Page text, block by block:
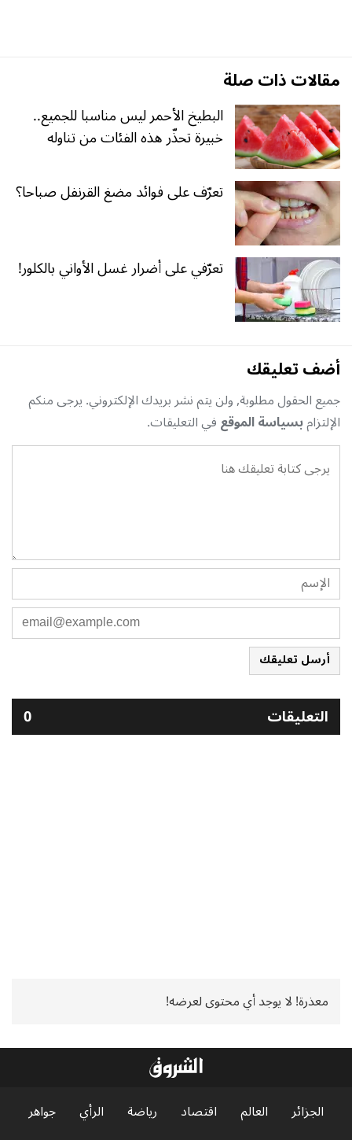
مقالات ذات صلة
البطيخ الأحمر ليس مناسبا للجميع..
خبيرة تحذّر هذه الفئات من تناوله
تعرّف على فوائد مضغ القرنفل صباحا؟
تعرّفي على أضرار غسل الأواني بالكلور!
أضف تعليقك
جميع الحقول مطلوبة, ولن يتم نشر بريدك الإلكتروني. يرجى منكم
الإلتزامبسياسة الموقعفي التعليقات.
أرسل تعليقك
التعليقات 0
معذرة! لا يوجد أي محتوى لعرضه!
الجزائر العالم اقتصاد رياضة الرأي
جواهر